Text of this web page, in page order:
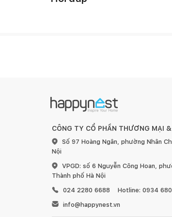
CÔNG TY CỔ PHẦN THƯƠNG MẠI
Số 97 Hoàng Ngân, phường Nhân
Nội
VPGD: số 6 Nguyễn Công Hoan,
Thành phố Hà Nội
024 2280 6688
Hotline: 0934
info@happynest.vn